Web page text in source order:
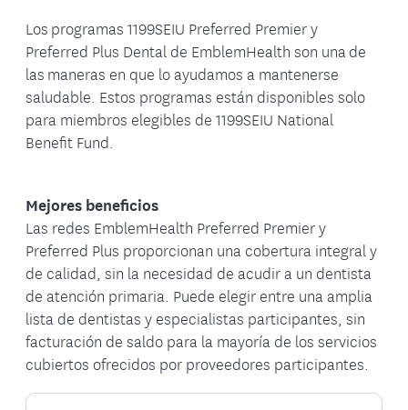
Los programas 1199SEIU Preferred Premier y
Preferred Plus Dental de EmblemHealth son una de
las maneras en que lo ayudamos a mantenerse
saludable. Estos programas están disponibles solo
para miembros elegibles de 1199SEIU National
Benefit Fund.
Mejores beneficios
Las redes EmblemHealth Preferred Premier y
Preferred Plus proporcionan una cobertura integral y
de calidad, sin la necesidad de acudir a un dentista
de atención primaria. Puede elegir entre una amplia
lista de dentistas y especialistas participantes, sin
facturación de saldo para la mayoría de los servicios
cubiertos ofrecidos por proveedores participantes.